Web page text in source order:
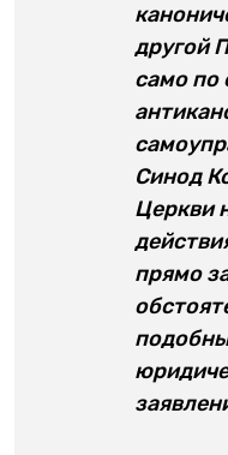
другой
само по
Синод
Церкви
прямо